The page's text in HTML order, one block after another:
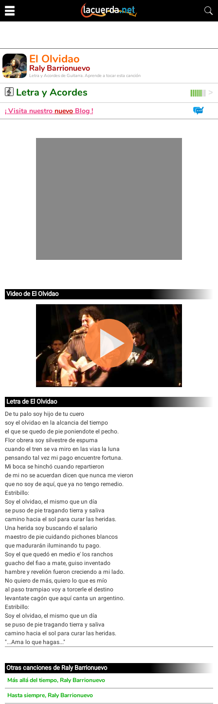
El Olvidao
Raly Barrionuevo
Letra y Acordes de Guitarra. Aprende a tocar esta canción
Letra y Acordes
¡ Visita nuestro nuevo Blog !
Video de El Olvidao
Letra de El Olvidao
De tu palo soy hijo de tu cuero
soy el olvidao en la alcancia del tiempo
el que se quedo de pie poniendote el pecho.
Flor obrera soy silvestre de espuma
cuando el tren se va miro en las vias la luna
pensando tal vez mi pago encuentre fortuna.
Mi boca se hinchó cuando repartieron
de mi no se acuerdan dicen que nunca me vieron
que no soy de aquí, que ya no tengo remedio.
Estribillo:
Soy el olvidao, el mismo que un día
se puso de pie tragando tierra y saliva
camino hacia el sol para curar las heridas.
Una herida soy buscando el salario
maestro de pie cuidando pichones blancos
que madurarán iluminando tu pago.
Soy el que quedó en medio e' los ranchos
guacho del fiao a mate, guiso inventado
hambre y revelión fueron creciendo a mi lado.
No quiero de más, quiero lo que es mío
al paso trampiao voy a torcerle el destino
levantate cagón que aquí canta un argentino.
Estribillo:
Soy el olvidao, el mismo que un día
se puso de pie tragando tierra y saliva
camino hacia el sol para curar las heridas.
"...Ama lo que hagas..."
Otras canciones de Raly Barrionuevo
Más allá del tiempo, Raly Barrionuevo
Hasta siempre, Raly Barrionuevo